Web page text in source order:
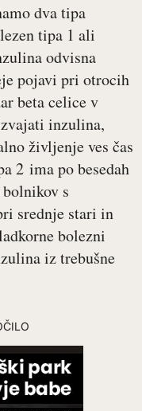
dva tipa
tipa 1 ali
odvisna
pojavi pri otrocih
beta celice v
inzulina,
življenje ves čas
2 ima po besedah
s
srednje stari in
bolezni
iz trebušne